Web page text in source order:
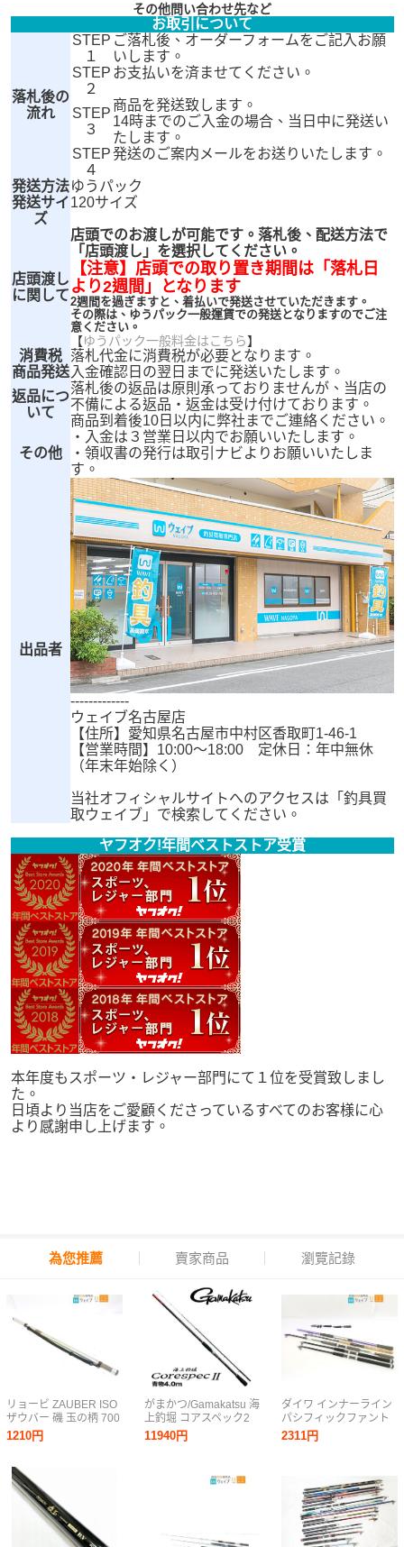
その他問い合わせ先など
お取引について
落札後の
流れ
STEP
１
ご落札後、オーダーフォームをご記入お願
いします。
STEP
２
お支払いを済ませてください。
STEP
３
商品を発送致します。
14時までのご入金の場合、当日中に発送い
たします。
STEP
４
発送のご案内メールをお送りいたします。
発送方法 ゆうパック
発送サイ
ズ
120サイズ
店頭渡し
に関して
店頭でのお渡しが可能です。落札後、配送方法で
「店頭渡し」を選択してください。
【注意】店頭での取り置き期間は「落札日
より2週間」となります
2週間を過ぎますと、着払いで発送させていただきます。
その際は、ゆうパック一般運賃での発送となりますのでご注
意ください。
【ゆうパック一般料金はこちら】
消費税
落札代金に消費税が必要となります。
商品発送 入金確認日の翌日までに発送いたします。
返品につ
いて
落札後の返品は原則承っておりませんが、当店の
不備による返品・返金は受け付けております。
商品到着後10日以内に弊社までご連絡ください。
その他
・入金は３営業日以内でお願いいたします。
・領収書の発行は取引ナビよりお願いいたしま
す。
出品者
-------------
ウェイブ名古屋店
【住所】愛知県名古屋市中村区香取町1-46-1
【営業時間】10:00～18:00 定休日：年中無休
（年末年始除く）
当社オフィシャルサイトへのアクセスは「釣具買
取ウェイブ」で検索してください。
ヤフオク!年間ベストストア受賞
本年度もスポーツ・レジャー部門にて１位を受賞致しまし
た。
日頃より当店をご愛顧くださっているすべてのお客様に心
より感謝申し上げます。
為您推薦 賣家商品 瀏覽記錄
リョービ ZAUBER ISO
ザウバー 磯 玉の柄 700
1210円
がまかつ/Gamakatsu 海
上釣堀 コアスペック2
青物 400 4.0ｍ 新品未
11940円
ダイワ インナーライン
パシフィックファント
ム-Z、リョービ エンタ
ーテイナー XS 803ML-
2311円